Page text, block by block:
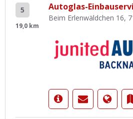
5
19,0 km
Autoglas-
Beim Erlenwäldchen 16,